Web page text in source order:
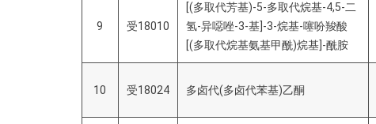
9 受18010
[(多取代芳基)-5-多取代烷基-4,5-二
氢-异噁唑-3-基]-3-烷基-噻吩羧酸
[(多取代烷基氨基甲酰)烷基]-酰胺
10 受18024 多卤代(多卤代苯基)乙酮